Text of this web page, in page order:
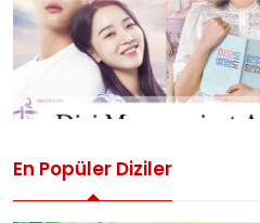
En Popüler Diziler